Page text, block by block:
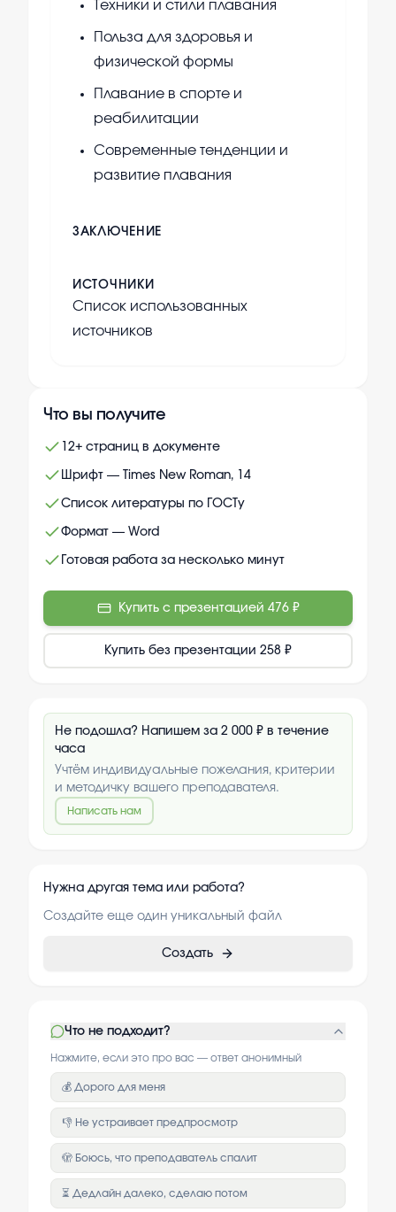
Техники и стили плавания
Польза для здоровья и
физической формы
Плавание в спорте и
реабилитации
Современные тенденции и
развитие плавания
ЗАКЛЮЧЕНИЕ
ИСТОЧНИКИ
Список использованных
источников
Что вы получите
12+ страниц в документе
Шрифт — Times New Roman, 14
Список литературы по ГОСТу
Формат — Word
Готовая работа за несколько минут
Купить с презентацией 476 ₽
Купить без презентации 258 ₽
Не подошла? Напишем за 2 000 ₽ в течение
часа
Учтём индивидуальные пожелания, критерии
и методичку вашего преподавателя.
Написать нам
Нужна другая тема или работа?
Создайте еще один уникальный файл
Создать
Что не подходит?
Нажмите, если это про вас — ответ анонимный
💰 Дорого для меня
👎 Не устраивает предпросмотр
🫣 Боюсь, что преподаватель спалит
⏳ Дедлайн далеко, сделаю потом